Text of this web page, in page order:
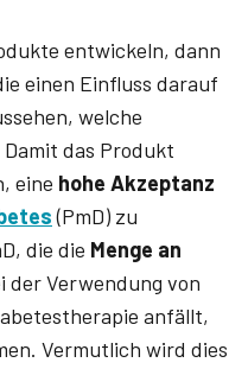
entwickeln, dann
einen Einfluss darauf
welche
das Produkt
eine hohe Akzeptanz
(PmD) zu
die die Menge an
der Verwendung von
anfällt,
Vermutlich wird dies